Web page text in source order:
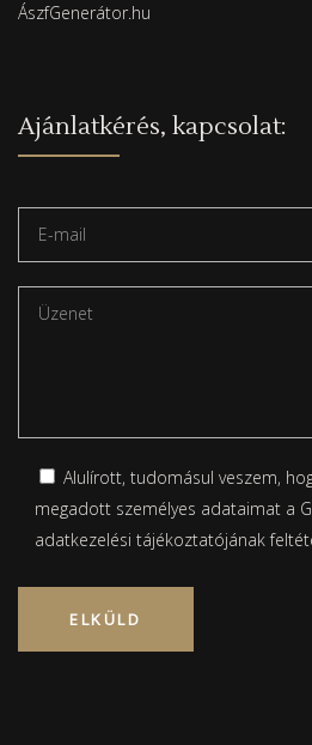
ÁszfGenerátor.hu
Ajánlatkérés, kapcsolat:
Alulírott, tudomásul veszem,
megadott személyes adataimat a
adatkezelési tájékoztatójának
Please leave this field empty.